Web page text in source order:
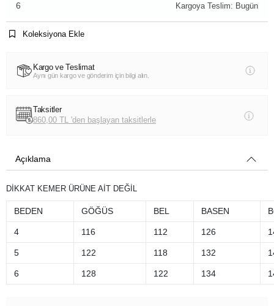
6 Kargoya Teslim: Bugün
Koleksiyona Ekle
Kargo ve Teslimat
Aynı gün kargo ve gönderim için bilgi alın.
Taksitler
860,00 TL 'den başlayan taksitlerle
Açıklama
DİKKAT KEMER ÜRÜNE AİT DEĞİL
BEDEN GÖĞÜS BEL BASEN
4 116 112 126
5 122 118 132
6 128 122 134